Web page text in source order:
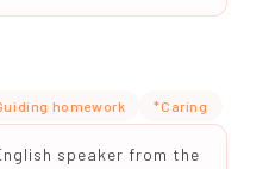
homework *Caring
speaker from the